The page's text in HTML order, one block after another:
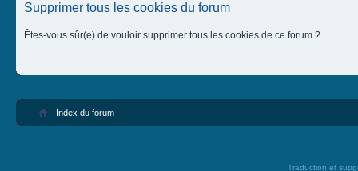
Supprimer tous les cookies du forum
Êtes-vous sûr(e) de vouloir supprimer tous les cookies de ce forum ?
Index du forum
Traduction et